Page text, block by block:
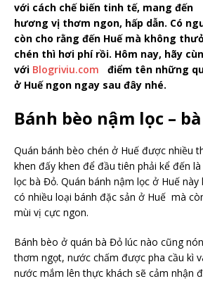
với cách chế biến tinh tế, mang đến
hương vị thơm ngon, hấp dẫn. Có
còn cho rằng đến Huế mà không
chén thì hơi phí rồi. Hôm nay, hãy
với Blogriviu.com điểm tên những
ở Huế ngon ngay sau đây nhé.
Bánh bèo nậm lọc –
Quán bánh bèo chén ở Huế được nhiều
khen đấy khen để đầu tiên phải kể đến
lọc bà Đỏ. Quán bánh nậm lọc ở Huế
có nhiều loại bánh đặc sản ở Huế mà
mùi vị cực ngon.
Bánh bèo ở quán bà Đỏ lúc nào cũng
thơm ngọt, nước chấm được pha cầu kì
nước mắm lên thực khách sẽ cảm nhận